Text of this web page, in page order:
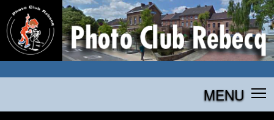
MENU